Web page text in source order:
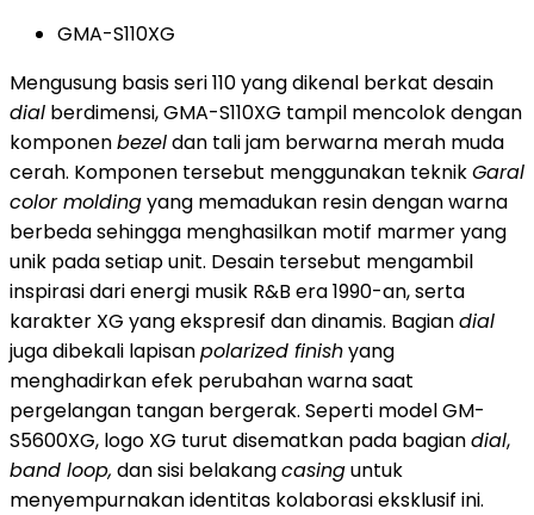
GMA-S110XG
Mengusung basis seri 110 yang dikenal berkat desain
dial berdimensi, GMA-S110XG tampil mencolok dengan
komponenbezeldan tali jam berwarna merah muda
cerah. Komponen tersebut menggunakan teknikGaral
color moldingyang memadukan resin dengan warna
berbeda sehingga menghasilkan motif marmer yang
unik pada setiap unit. Desain tersebut mengambil
inspirasi dari energi musik R&B era 1990-an, serta
karakter XG yang ekspresif dan dinamis. Bagiandial
juga dibekali lapisanpolarized finishyang
menghadirkan efek perubahan warna saat
pergelangan tangan bergerak. Seperti model GM-
S5600XG, logo XG turut disematkan pada bagiandial,
band loop, dan sisi belakangcasinguntuk
menyempurnakan identitas kolaborasi eksklusif ini.